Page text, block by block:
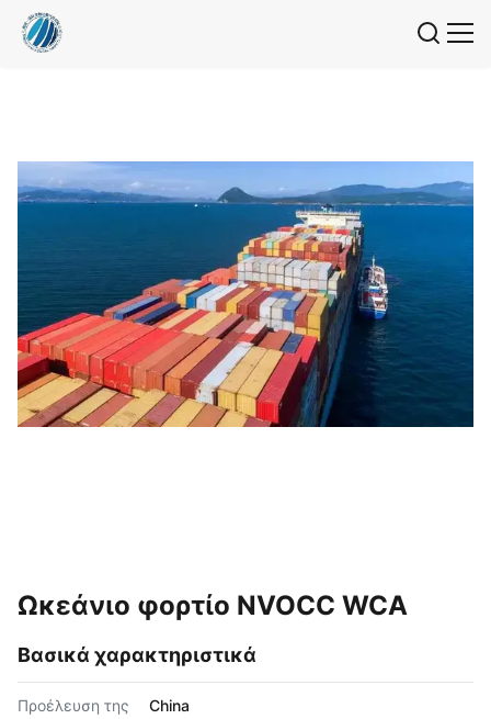
Ωκεάνιο φορτίο NVOCC WCA
Βασικά χαρακτηριστικά
Προέλευση της
China